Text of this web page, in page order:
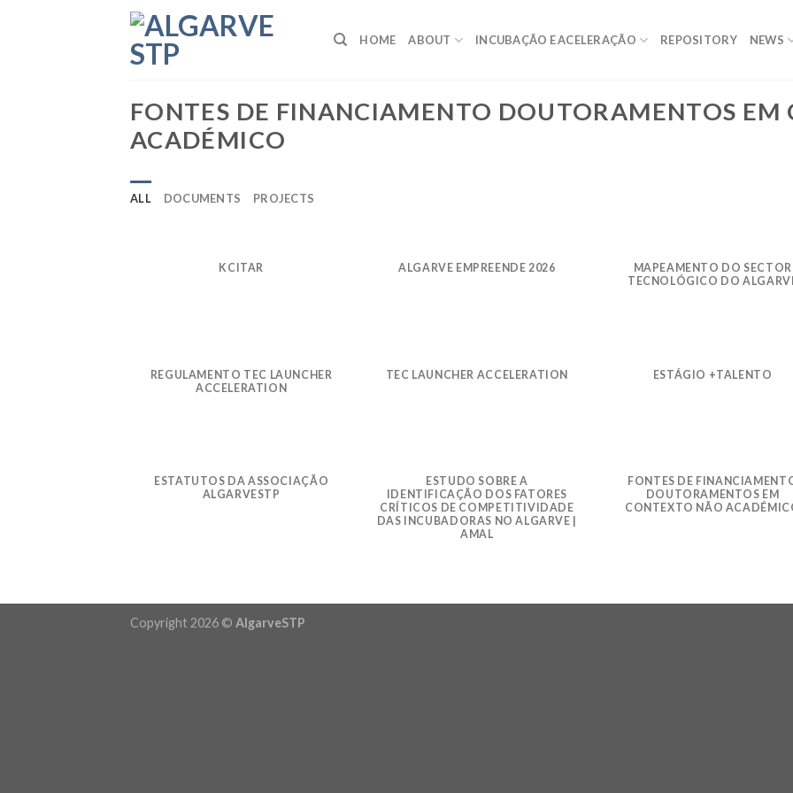
HOME ABOUT INCUBAÇÃO E ACELERAÇÃO REPOSITORY NEWS
FONTES DE FINANCIAMENTO DOUTORAMENTOS EM
ACADÉMICO
ALL DOCUMENTS PROJECTS
KCITAR ALGARVE EMPREENDE 2026
MAPEAMENTO DO SECTOR
TECNOLÓGICO DO
REGULAMENTO TEC LAUNCHER
ACCELERATION
TEC LAUNCHER ACCELERATION ESTÁGIO +TALENTO
ESTATUTOS DA ASSOCIAÇÃO
ALGARVESTP
ESTUDO SOBRE A
IDENTIFICAÇÃO DOS FATORES
CRÍTICOS DE COMPETITIVIDADE
DAS INCUBADORAS NO ALGARVE |
AMAL
FONTES DE
DOUTORAMENTOS EM
CONTEXTO NÃO
Copyright 2026 © AlgarveSTP